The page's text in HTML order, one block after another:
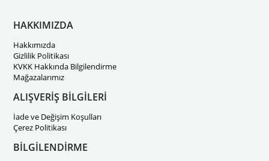
HAKKIMIZDA
Hakkımızda
Gizlilik Politikası
KVKK Hakkında Bilgilendirme
Mağazalarımız
ALIŞVERİŞ BİLGİLERİ
İade ve Değişim Koşulları
Çerez Politikası
BİLGİLENDİRME